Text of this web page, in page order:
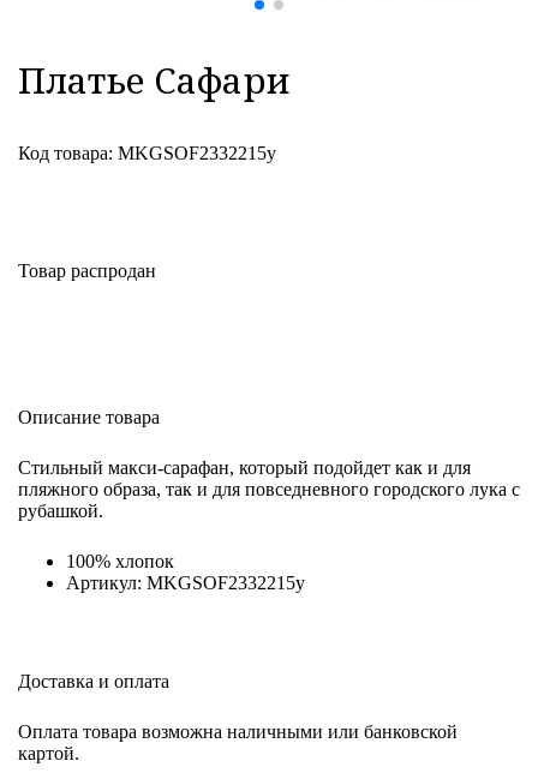
Платье Сафари
Код товара: MKGSOF2332215y
Товар распродан
Описание товара
Стильный макси-сарафан, который подойдет как и для
пляжного образа, так и для повседневного городского лука с
рубашкой.
100% хлопок
Артикул: MKGSOF2332215y
Доставка и оплата
Оплата товара возможна наличными или банковской
картой.